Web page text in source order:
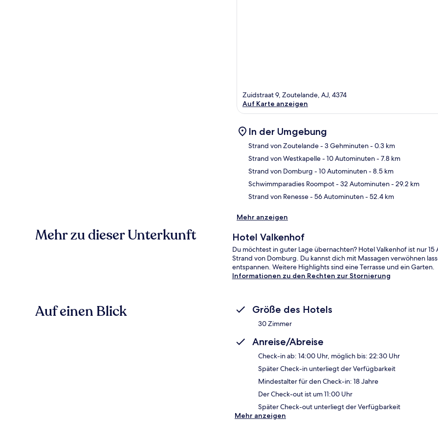
Zuidstraat 9, Zoutelande, AJ, 4374
Auf Karte anzeigen
In der Umgebung
Strand von Zoutelande- 3 Gehminuten- 0.3 km
Strand von Westkapelle- 10 Autominuten- 7.8 km
Strand von Domburg - 10 Autominuten- 8.5 km
Schwimmparadies Roompot- 32 Autominuten- 29.2 km
Strand von Renesse- 56 Autominuten- 52.4 km
Mehr anzeigen
Mehr zu dieser Unterkunft Hotel Valkenhof
Du möchtest in guter Lage übernachten? Hotel Valkenhof ist nur
Strand von Domburg. Du kannst dich mit Massagen verwöhnen
entspannen. Weitere Highlights sind eine Terrasse und ein Garten.
Informationen zu den Rechten zur Stornierung
Auf einen Blick Größe des Hotels
30 Zimmer
Anreise/Abreise
Check-in ab: 14:00 Uhr, möglich bis: 22:30 Uhr
Später Check-in unterliegt der Verfügbarkeit
Mindestalter für den Check-in: 18 Jahre
Der Check-out ist um 11:00 Uhr
Später Check-out unterliegt der Verfügbarkeit
Mehr anzeigen